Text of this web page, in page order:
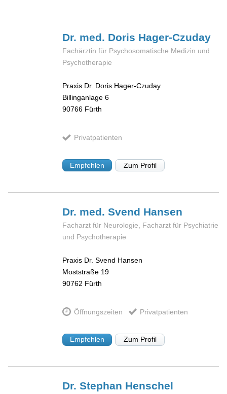
Dr. med. Doris Hager-Czuday
Fachärztin für Psychosomatische Medizin und
Psychotherapie
Praxis Dr. Doris Hager-Czuday
Billinganlage 6
90766 Fürth
Privatpatienten
Empfehlen Zum Profil
Dr. med. Svend Hansen
Facharzt für Neurologie, Facharzt für Psychiatrie
und Psychotherapie
Praxis Dr. Svend Hansen
Moststraße 19
90762 Fürth
Öffnungszeiten Privatpatienten
Empfehlen Zum Profil
Dr. Stephan Henschel